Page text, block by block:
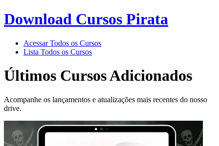
Download Cursos Pirata
Acessar Todos os Cursos
Lista Todos os Cursos
Últimos CursosAdicionados
Acompanhe os lançamentos e atualizações mais recentes do nosso
drive.